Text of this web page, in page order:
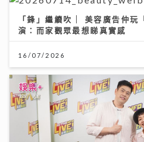
「鋒」繼續吹 | 美容廣告仲玩
演：而家觀眾最想睇真實感
16/07/2026